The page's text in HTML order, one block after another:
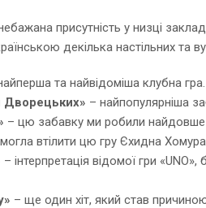
присутність у низці
декілька настільних та
та найвідоміша клубна гра.
Дворецьких» – найпопулярніша
– цю забавку ми робили найдовше і
втілити цю гру Єхидна Хомура.
– інтерпретація відомої гри
– ще один хіт, який став причиною